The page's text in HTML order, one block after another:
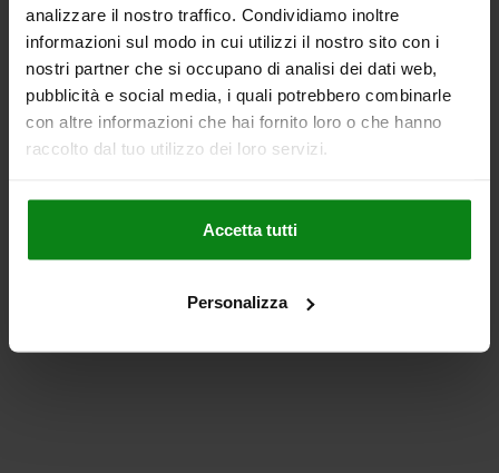
analizzare il nostro traffico. Condividiamo inoltre
informazioni sul modo in cui utilizzi il nostro sito con i
nostri partner che si occupano di analisi dei dati web,
pubblicità e social media, i quali potrebbero combinarle
con altre informazioni che hai fornito loro o che hanno
raccolto dal tuo utilizzo dei loro servizi.
Accetta tutti
Personalizza
Perni filettati con esagono incassato e punta DIN EN
ISO 4027